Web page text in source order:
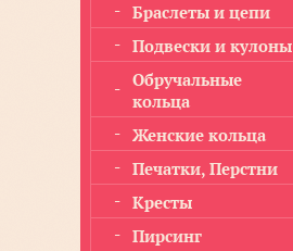
Браслеты и цепи
Подвески и кулоны
Обручальные
кольца
Женские кольца
Печатки, Перстни
Кресты
Пирсинг